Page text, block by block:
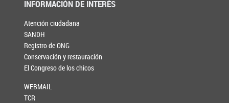
INFORMACIÓN DE INTERÉS
Atención ciudadana
SANDH
Registro de ONG
Conservación y restauración
El Congreso de los chicos
WEBMAIL
TCR